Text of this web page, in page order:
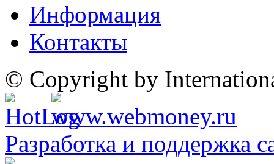
Информация
Контакты
© Copyright by
Разработка и поддержка